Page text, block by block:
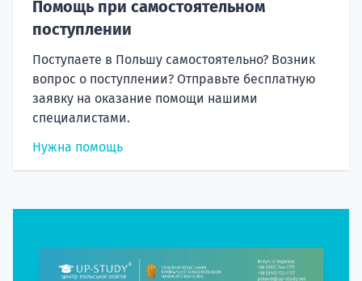
Помощь при самостоятельном
поступлении
Поступаете в Польшу самостоятельно? Возник
вопрос о поступлении? Отправьте бесплатную
заявку на оказание помощи нашими
специалистами.
Нужна помощь